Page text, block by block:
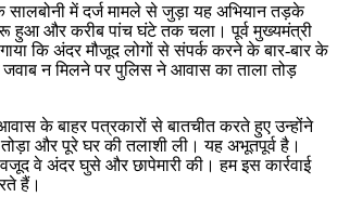
सालबोनी में दर्ज मामले से जुड़ा यह अभियान तड़के
हुआ और करीब पांच घंटे तक चला। पूर्व मुख्यमंत्री
कि अंदर मौजूद लोगों से संपर्क करने के बार-बार के
न मिलने पर पुलिस ने आवास का ताला तोड़
के बाहर पत्रकारों से बातचीत करते हुए उन्होंने
और पूरे घर की तलाशी ली। यह अभूतपूर्व है।
वे अंदर घुसे और छापेमारी की। हम इस कार्रवाई
हैं।